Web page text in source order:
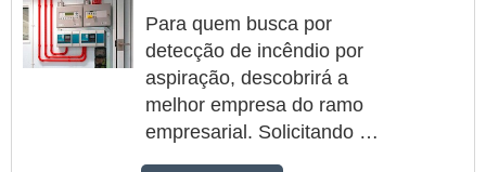
por aspiração, com os
profissionais da Fire Protec
obterá ótima qualidade com
eficiência técnica e
agilidade na prestação dos
serviços.MAIS DETALH...
Para quem busca por
detecção de incêndio por
aspiração, descobrirá a
melhor empresa do ramo
empresarial. Solicitando um
orçamento por meio do